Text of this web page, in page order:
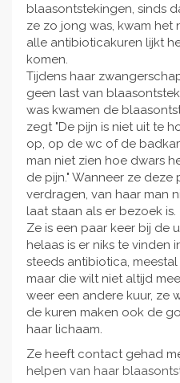
blaasontstekingen, sinds
ze zo jong was, kwam het
alle antibioticakuren lijkt
komen.
Tijdens haar
geen last van
was kwamen de
zegt "De pijn is niet uit te
op, op de wc of de
man niet zien hoe dwars
de pijn." Wanneer ze deze
verdragen, van haar man
laat staan als er bezoek is.
Ze is een paar keer bij de
helaas is er niks te vinden
steeds antibiotica,
maar die wilt niet altijd
weer een andere kuur, ze
de kuren maken ook de
haar lichaam.
Ze heeft contact gehad
helpen van haar